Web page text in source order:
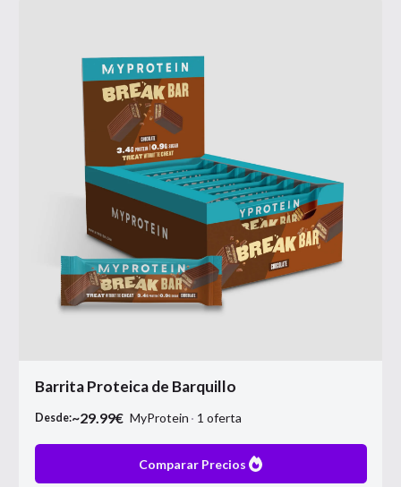
Barrita Proteica de Barquillo
Desde:~29.99€ MyProtein 1 oferta
Comparar Precios